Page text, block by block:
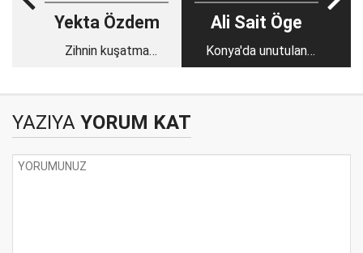
Yekta Özdem
Zihnin kuşatma
Ali Sait Öge
Konya'da unutulan
gazeteciler ve
YAZIYA YORUM KAT